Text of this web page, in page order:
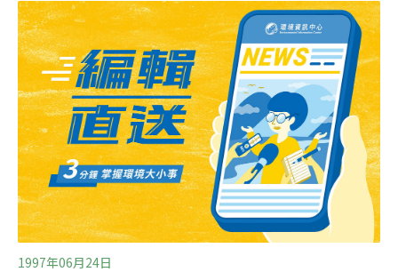
跑健兒一路經過非洲村莊、綠洲、遊牧族聚居點、清真
寺、駱駝道、山嶽等，他們一路面臨最大的問題是「缺
水」。 聯合國開發計畫署曾於11月9日發表「2006人類發
展報告」，主題就是「水」。報告指出，供應清水、排除
汙水、提供基本衛生條件，是推動人類進步的三大根本條
件。開發計畫署呼籲對清水和衛生危機制定一個全球行動
計畫，建議將每人每天獲得至少20公升清潔飲水確立為一
種人權。
1997年06月24日